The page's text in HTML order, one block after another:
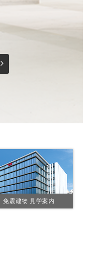
arrow_forward_ios
免震建物 見学案内